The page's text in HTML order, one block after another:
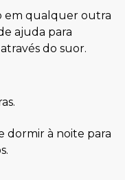
em qualquer outra
ajuda para
do suor.
dormir à noite para